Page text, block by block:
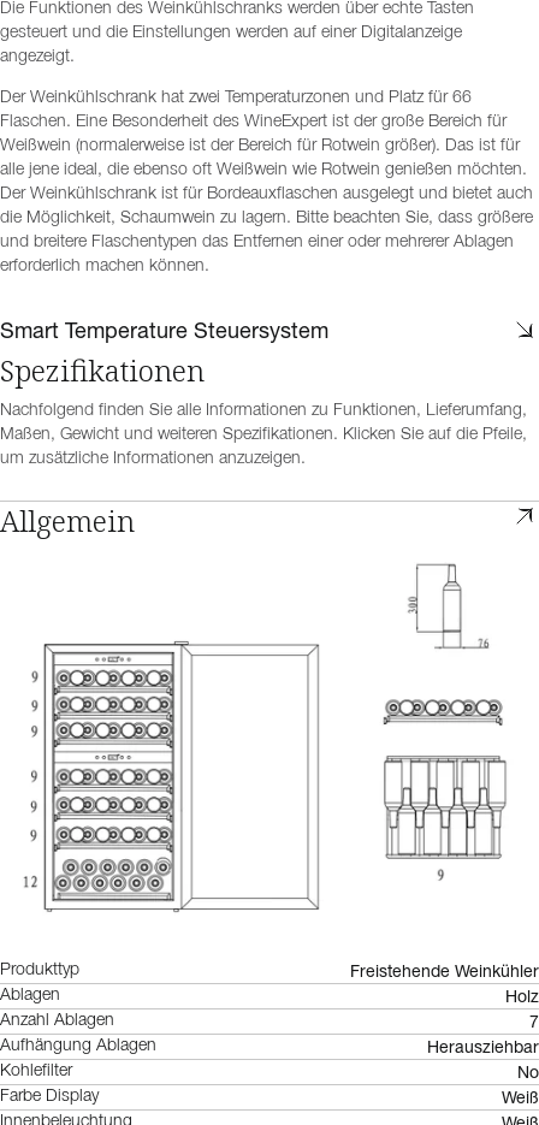
Die Funktionen des Weinkühlschranks werden über echte Tasten
gesteuert und die Einstellungen werden auf einer Digitalanzeige
angezeigt.
Der Weinkühlschrank hat zwei Temperaturzonen und Platz für 66
Flaschen. Eine Besonderheit des WineExpert ist der große Bereich für
Weißwein (normalerweise ist der Bereich für Rotwein größer). Das ist für
alle jene ideal, die ebenso oft Weißwein wie Rotwein genießen möchten.
Der Weinkühlschrank ist für Bordeauxflaschen ausgelegt und bietet auch
die Möglichkeit, Schaumwein zu lagern. Bitte beachten Sie, dass größere
und breitere Flaschentypen das Entfernen einer oder mehrerer Ablagen
erforderlich machen können.
Smart Temperature Steuersystem
Spezifikationen
Nachfolgend finden Sie alle Informationen zu Funktionen, Lieferumfang,
Maßen, Gewicht und weiteren Spezifikationen. Klicken Sie auf die Pfeile,
um zusätzliche Informationen anzuzeigen.
Allgemein
Produkttyp Freistehende Weinkühler
Ablagen Holz
Anzahl Ablagen 7
Aufhängung Ablagen Herausziehbar
Kohlefilter No
Farbe Display Weiß